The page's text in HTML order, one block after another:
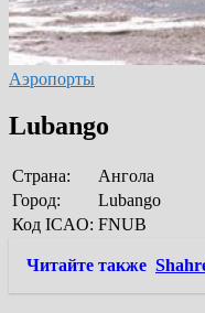
Аэропорты
Lubango
Страна:
Ангола
Город:
Lubango
Код ICAO: FNUB
Читайте также